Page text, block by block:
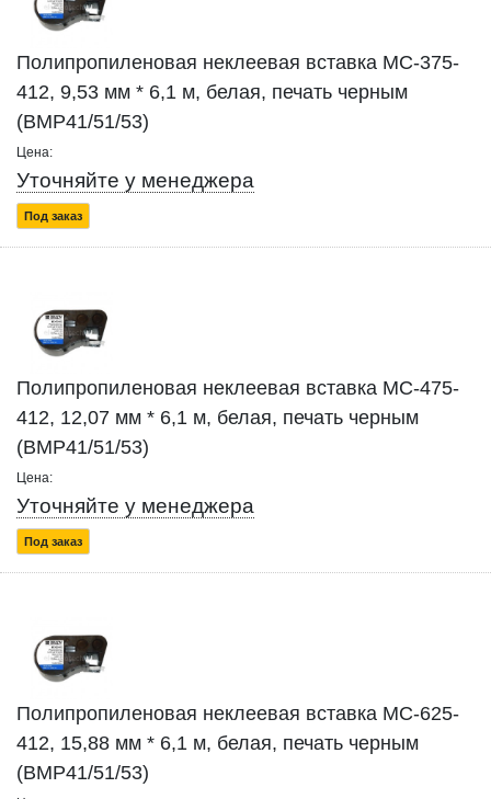
Полипропиленовая неклеевая вставка MC-375-
412, 9,53 мм * 6,1 м, белая, печать черным
(BMP41/51/53)
Цена:
Уточняйте у менеджера
Под заказ
Полипропиленовая неклеевая вставка MC-475-
412, 12,07 мм * 6,1 м, белая, печать черным
(BMP41/51/53)
Цена:
Уточняйте у менеджера
Под заказ
Полипропиленовая неклеевая вставка MC-625-
412, 15,88 мм * 6,1 м, белая, печать черным
(BMP41/51/53)